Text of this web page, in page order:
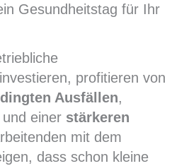
Gesundheitstag für Ihr
profitieren von
Ausfällen,
und einer stärkeren
mit dem
dass schon kleine